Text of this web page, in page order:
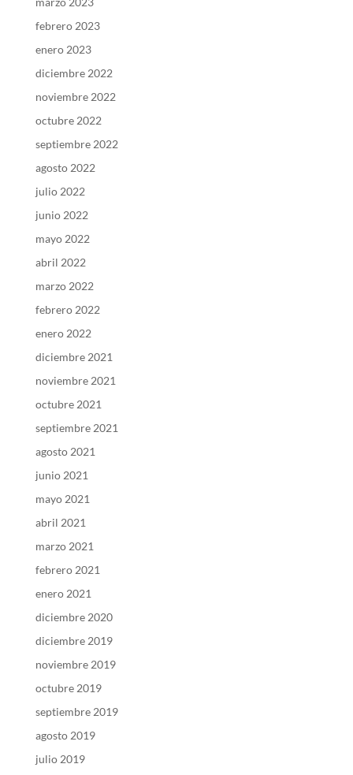
febrero 2023
enero 2023
diciembre 2022
noviembre 2022
octubre 2022
septiembre 2022
agosto 2022
julio 2022
junio 2022
mayo 2022
abril 2022
marzo 2022
febrero 2022
enero 2022
diciembre 2021
noviembre 2021
octubre 2021
septiembre 2021
agosto 2021
junio 2021
mayo 2021
abril 2021
marzo 2021
febrero 2021
enero 2021
diciembre 2020
diciembre 2019
noviembre 2019
octubre 2019
septiembre 2019
agosto 2019
julio 2019